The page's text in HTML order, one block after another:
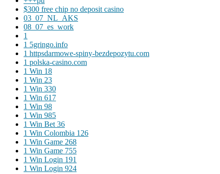
$300 free chip no deposit casino
03_07_NL_AKS
08_07_es_work
1
1 5gringo.info
1 httpsdarmowe-spiny-bezdepozytu.com
1 polska-casino.com
1 Win 18
1 Win 23
1 Win 330
1 Win 617
1 Win 98
1 Win 985
1 Win Bet 36
1 Win Colombia 126
1 Win Game 268
1 Win Game 755
1 Win Login 191
1 Win Login 924